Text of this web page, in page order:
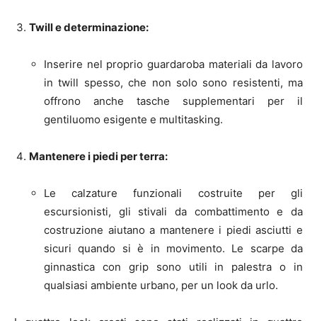
Twill e determinazione:
Inserire nel proprio guardaroba materiali da lavoro
in twill spesso, che non solo sono resistenti, ma
offrono anche tasche supplementari per il
gentiluomo esigente e multitasking.
Mantenere i piedi per terra:
Le calzature funzionali costruite per gli
escursionisti, gli stivali da combattimento e da
costruzione aiutano a mantenere i piedi asciutti e
sicuri quando si è in movimento. Le scarpe da
ginnastica con grip sono utili in palestra o in
qualsiasi ambiente urbano, per un look da urlo.